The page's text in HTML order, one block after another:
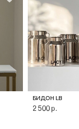
БИДОН LB
2 500 р.